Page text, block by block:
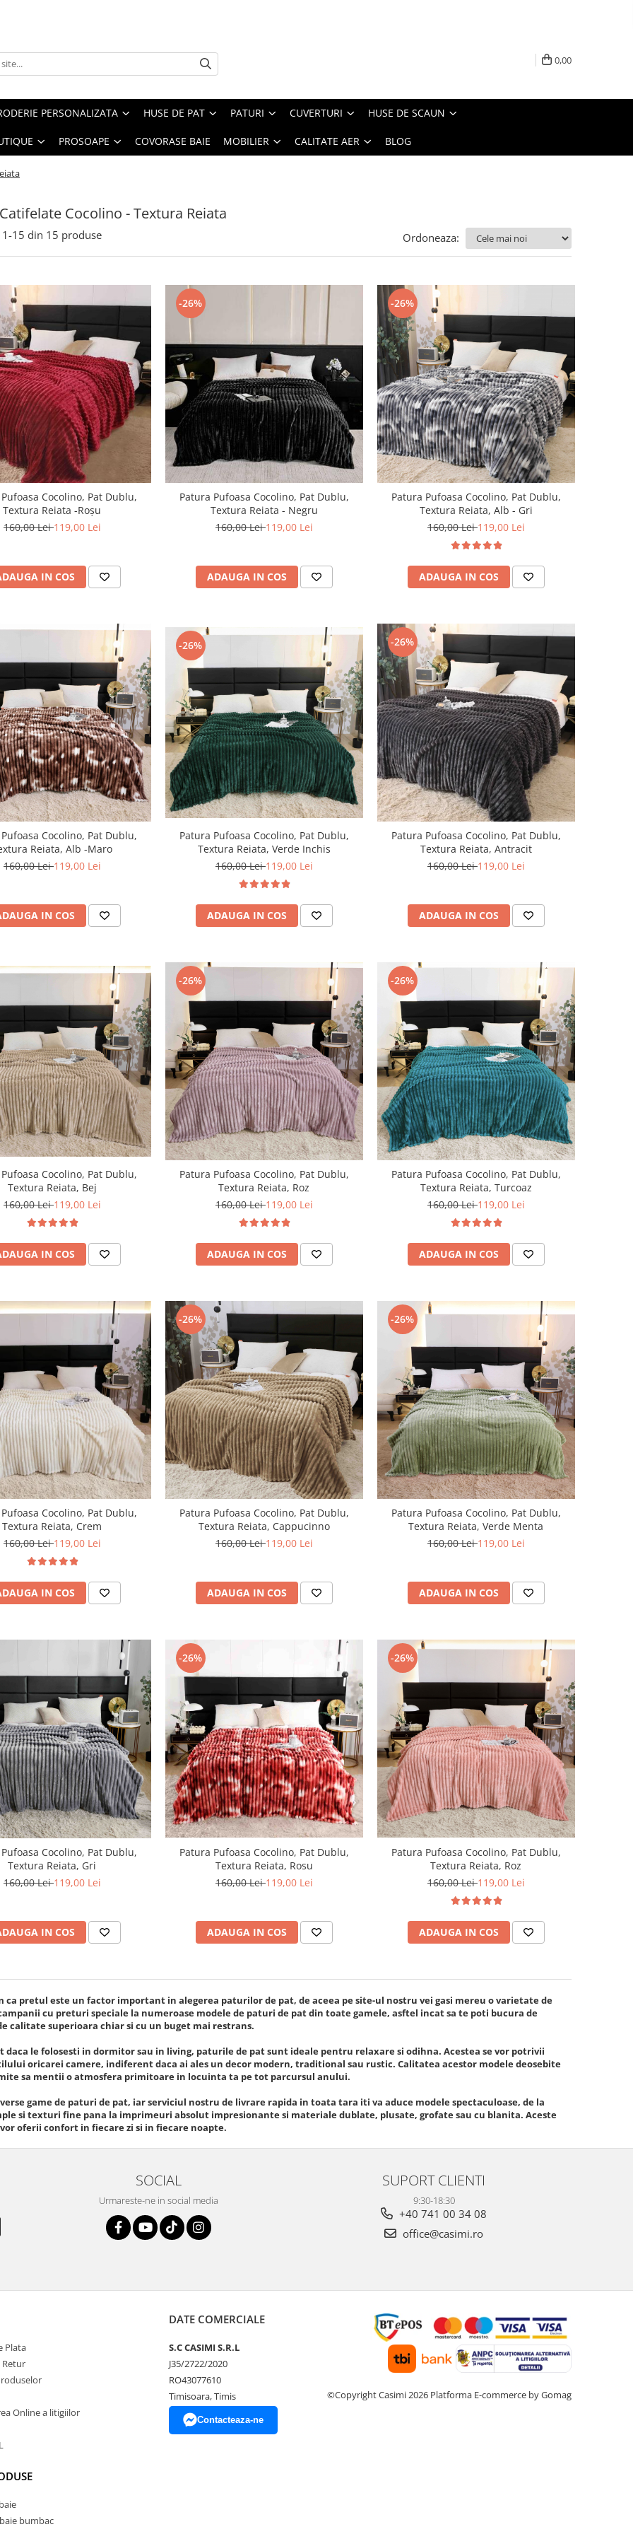
0,00
PERSONALIZATA HUSE DE PAT PATURI CUVERTURI HUSE DE SCAUN
PROSOAPE COVORASE BAIE MOBILIER CALITATE AER BLOG
Cocolino - Textura Reiata
1-15 din 15 produse Ordoneaza:
Cocolino, Pat Dublu,
Textura Reiata -Roșu
160,00 Lei119,00 Lei
IN COS
-26%
Patura Pufoasa Cocolino, Pat Dublu,
Textura Reiata - Negru
160,00 Lei119,00 Lei
ADAUGA IN COS
-26%
Patura Pufoasa Cocolino, Pat Dublu,
Textura Reiata, Alb - Gri
160,00 Lei119,00 Lei
ADAUGA IN COS
Cocolino, Pat Dublu,
Reiata, Alb -Maro
160,00 Lei119,00 Lei
IN COS
-26%
Patura Pufoasa Cocolino, Pat Dublu,
Textura Reiata, Verde Inchis
160,00 Lei119,00 Lei
ADAUGA IN COS
-26%
Patura Pufoasa Cocolino, Pat Dublu,
Textura Reiata, Antracit
160,00 Lei119,00 Lei
ADAUGA IN COS
Cocolino, Pat Dublu,
Textura Reiata, Bej
160,00 Lei119,00 Lei
IN COS
-26%
Patura Pufoasa Cocolino, Pat Dublu,
Textura Reiata, Roz
160,00 Lei119,00 Lei
ADAUGA IN COS
-26%
Patura Pufoasa Cocolino, Pat Dublu,
Textura Reiata, Turcoaz
160,00 Lei119,00 Lei
ADAUGA IN COS
Cocolino, Pat Dublu,
Textura Reiata, Crem
160,00 Lei119,00 Lei
IN COS
-26%
Patura Pufoasa Cocolino, Pat Dublu,
Textura Reiata, Cappucinno
160,00 Lei119,00 Lei
ADAUGA IN COS
-26%
Patura Pufoasa Cocolino, Pat Dublu,
Textura Reiata, Verde Menta
160,00 Lei119,00 Lei
ADAUGA IN COS
Cocolino, Pat Dublu,
Textura Reiata, Gri
160,00 Lei119,00 Lei
IN COS
-26%
Patura Pufoasa Cocolino, Pat Dublu,
Textura Reiata, Rosu
160,00 Lei119,00 Lei
ADAUGA IN COS
-26%
Patura Pufoasa Cocolino, Pat Dublu,
Textura Reiata, Roz
160,00 Lei119,00 Lei
ADAUGA IN COS
ca pretul este un factor important in alegerea paturilor de pat, de aceea pe site-ul nostru vei gasi mereu o varietate de
cu preturi speciale la numeroase modele de paturi de pat din toate gamele, asftel incat sa te poti bucura de
calitate superioara chiar si cu un buget mai restrans.
daca le folosesti in dormitor sau in living, paturile de pat sunt ideale pentru relaxare si odihna. Acestea se vor potrivii
oricarei camere, indiferent daca ai ales un decor modern, traditional sau rustic. Calitatea acestor modele deosebite
sa mentii o atmosfera primitoare in locuinta ta pe tot parcursul anului.
game de paturi de pat, iar serviciul nostru de livrare rapida in toata tara iti va aduce modele spectaculoase, de la
si texturi fine pana la imprimeuri absolut impresionante si materiale dublate, plusate, grofate sau cu blanita. Aceste
oferii confort in fiecare zi si in fiecare noapte.
SOCIAL
Urmareste-ne in social media
SUPORT CLIENTI
9:30-18:30
+40 741 00 34 08
office@casimi.ro
Plata
Retur
Online a litigiilor
bumbac
DATE COMERCIALE
S.C CASIMI S.R.L
J35/2722/2020
RO43077610
Timisoara, Timis
Contacteaza-ne
©Copyright Casimi 2026 Platforma E-commerce by Gomag